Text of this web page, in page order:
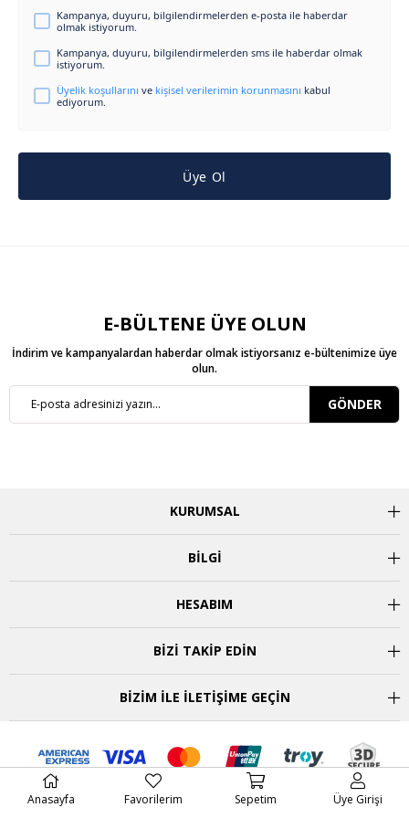
Kampanya, duyuru, bilgilendirmelerden e-posta ile haberdar
olmak istiyorum.
Kampanya, duyuru, bilgilendirmelerden sms ile haberdar olmak
istiyorum.
Üyelik koşullarını ve kişisel verilerimin korunmasını kabul
ediyorum.
Üye Ol
E-BÜLTENE ÜYE OLUN
İndirim ve kampanyalardan haberdar olmak istiyorsanız e-bültenimize üye
olun.
GÖNDER
KURUMSAL
BİLGİ
HESABIM
BİZİ TAKİP EDİN
BİZİM İLE İLETİŞİME GEÇİN
Anasayfa Favorilerim Sepetim Üye Girişi